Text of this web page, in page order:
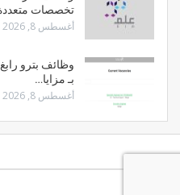
تخصصات
أغسطس 8, 2026
وظائف بترو
بـ مزايا…
أغسطس 8, 2026